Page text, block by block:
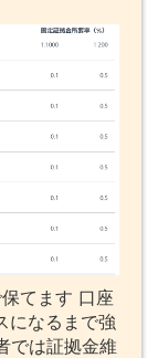
てます 口座
になるまで強
では証拠金維